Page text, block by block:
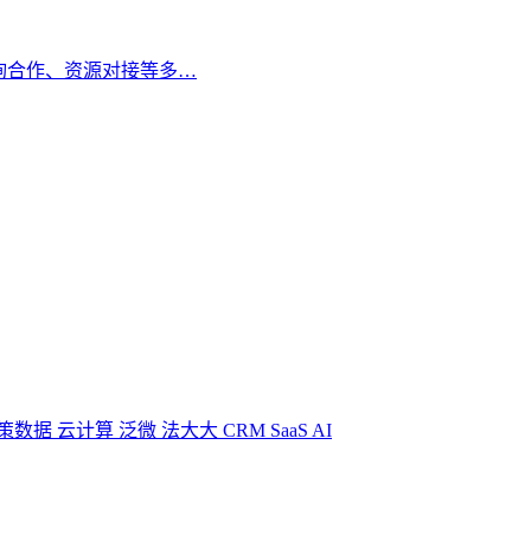
合作、资源对接等多…
数据 云计算 泛微 法大大 CRM SaaS AI